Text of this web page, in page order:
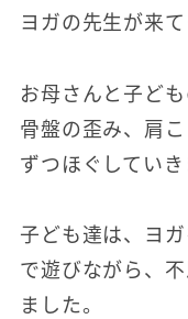
ヨガの先生が来て
お母さんと子ど
骨盤の歪み、肩
ずつほぐしていき
子ども達は、ヨ
で遊びながら、
ました。